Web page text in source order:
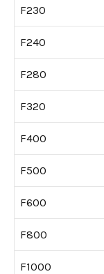
F230
F240
F280
F320
F400
F500
F600
F800
F1000